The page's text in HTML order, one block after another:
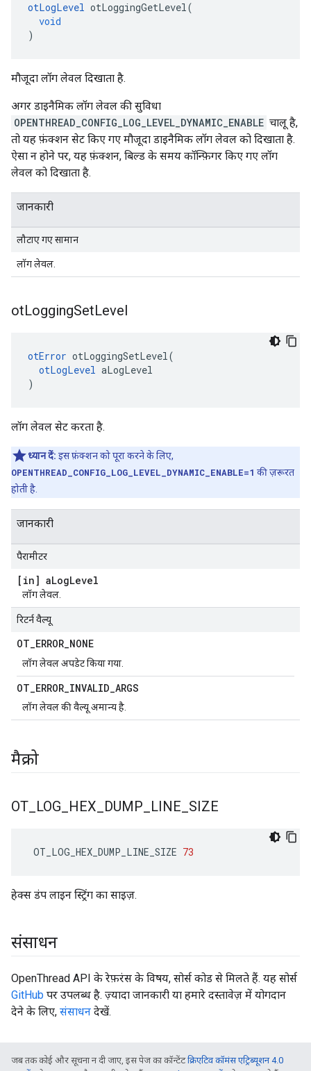
otLogLevel otLoggingGetLevel(
void
)
मौजूदा लॉग लेवल दिखाता है.
अगर डाइनैमिक लॉग लेवल की सुविधा
OPENTHREAD_CONFIG_LOG_LEVEL_DYNAMIC_ENABLE चालू है,
तो यह फ़ंक्शन सेट किए गए मौजूदा डाइनैमिक लॉग लेवल को दिखाता है.
ऐसा न होने पर, यह फ़ंक्शन, बिल्ड के समय कॉन्फ़िगर किए गए लॉग
लेवल को दिखाता है.
जानकारी
लौटाए गए सामान
लॉग लेवल.
otLoggingSetLevel
otError otLoggingSetLevel(
otLogLevel aLogLevel
)
लॉग लेवल सेट करता है.
ध्यान दें: इस फ़ंक्शन को पूरा करने के लिए,
OPENTHREAD_CONFIG_LOG_LEVEL_DYNAMIC_ENABLE=1 की ज़रूरत
होती है.
जानकारी
पैरामीटर
[in] aLogLevel
लॉग लेवल.
रिटर्न वैल्यू
OT_ERROR_NONE
लॉग लेवल अपडेट किया गया.
OT_ERROR_INVALID_ARGS
लॉग लेवल की वैल्यू अमान्य है.
मैक्रो
OT LOG HEX DUMP LINE SIZE
OT_LOG_HEX_DUMP_LINE_SIZE 73
हेक्स डंप लाइन स्ट्रिंग का साइज़.
संसाधन
OpenThread API के रेफ़रंस के विषय, सोर्स कोड से मिलते हैं. यह सोर्स
GitHub पर उपलब्ध है. ज़्यादा जानकारी या हमारे दस्तावेज़ में योगदान
देने के लिए, संसाधन देखें.
जब तक कोई और सूचना न दी जाए, इस पेज का कॉन्टेंटक्रिएटिव कॉमंस एट्रिब्यूशन 4.0